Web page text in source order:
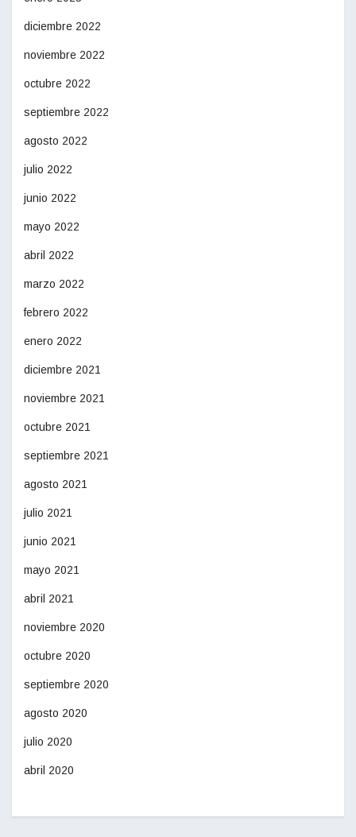
diciembre 2022
noviembre 2022
octubre 2022
septiembre 2022
agosto 2022
julio 2022
junio 2022
mayo 2022
abril 2022
marzo 2022
febrero 2022
enero 2022
diciembre 2021
noviembre 2021
octubre 2021
septiembre 2021
agosto 2021
julio 2021
junio 2021
mayo 2021
abril 2021
noviembre 2020
octubre 2020
septiembre 2020
agosto 2020
julio 2020
abril 2020